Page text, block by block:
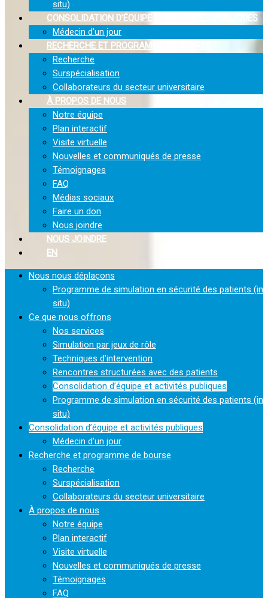
situ)
CONSOLIDATION D’ÉQUIPE ET ACTIVITÉS PUBLIQUES
Médecin d’un jour
RECHERCHE ET PROGRAMME DE BOURSE
Recherche
Surspécialisation
Collaborateurs du secteur universitaire
À PROPOS DE NOUS
Notre équipe
Plan interactif
Visite virtuelle
Nouvelles et communiqués de presse
Témoignages
FAQ
Médias sociaux
Faire un don
Nous joindre
NOUS JOINDRE
EN
Nous nous déplaçons
Programme de simulation en sécurité des patients (in
situ)
Ce que nous offrons
Nos services
Simulation par jeux de rôle
Techniques d’intervention
Rencontres structurées avec des patients
Consolidation d’équipe et activités publiques
Programme de simulation en sécurité des patients (in
situ)
Consolidation d’équipe et activités publiques
Médecin d’un jour
Recherche et programme de bourse
Recherche
Surspécialisation
Collaborateurs du secteur universitaire
À propos de nous
Notre équipe
Plan interactif
Visite virtuelle
Nouvelles et communiqués de presse
Témoignages
FAQ